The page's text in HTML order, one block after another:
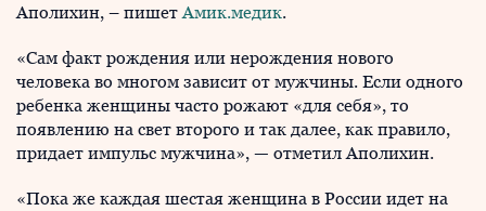
Аполихин, – пишетАмик.медик.
«Сам факт рождения или нерождения нового
человека во многом зависит от мужчины. Если одного
ребенка женщины часто рожают «для себя», то
появлению на свет второго и так далее, как правило,
придает импульс мужчина», — отметил Аполихин.
«Пока же каждая шестая женщина в России идет на